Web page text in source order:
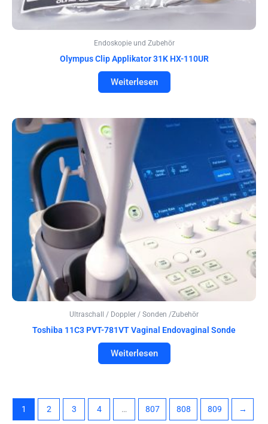
Endoskopie und Zubehör
Olympus Clip Applikator 31K HX-110UR
Weiterlesen
Ultraschall / Doppler / Sonden /Zubehör
Toshiba 11C3 PVT-781VT Vaginal Endovaginal Sonde
Weiterlesen
1 2 3 4 … 807 808 809 →